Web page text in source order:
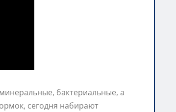
бактериальные, а
сегодня набирают